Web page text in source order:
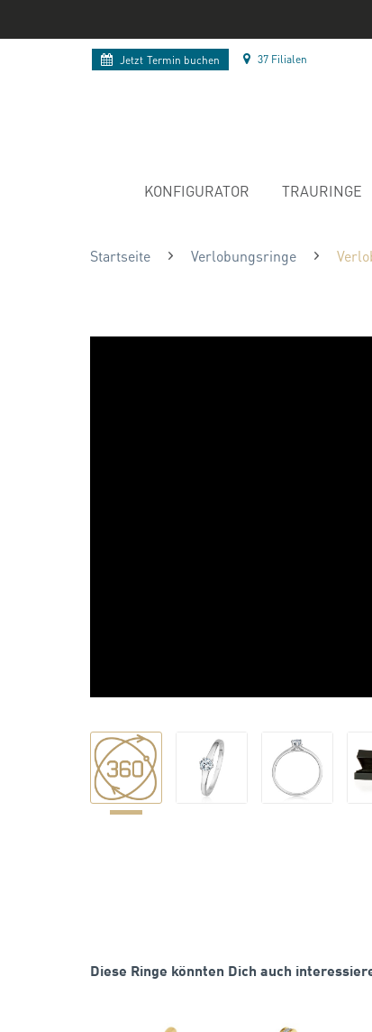
Jetzt Termin buchen 37 Filialen
KONFIGURATOR TRAURINGE
Startseite Verlobungsringe
Diese Ringe könnten Dich auch